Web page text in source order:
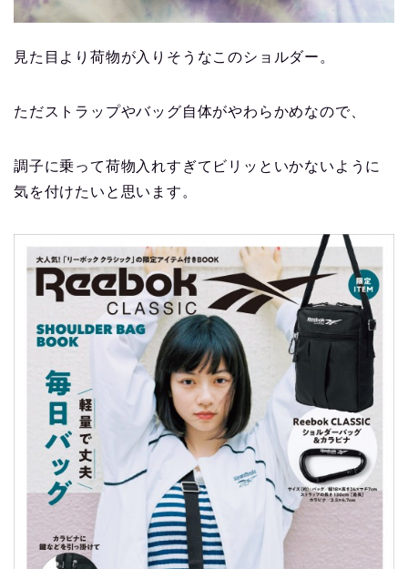
見た目より荷物が入りそうなこのショルダー。
ただストラップやバッグ自体がやわらかめなので、
調子に乗って荷物入れすぎてビリッといかないように
気を付けたいと思います。